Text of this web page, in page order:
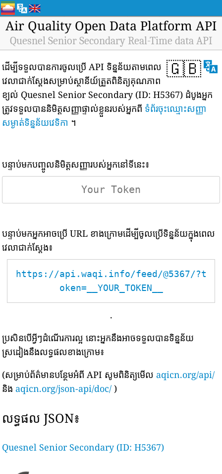
Air Quality Open Data Platform API
Quesnel Senior Secondary Real-Time data API
🇬🇧
ដើម្បីទទួលបានការចូលប្រើ API ទិន្នន័យតាមពេល
វេលាជាក់ស្តែងសម្រាប់ស្ថានីយ៍ត្រួតពិនិត្យគុណភាព
ខ្យល់ Quesnel Senior Secondary (ID: H5367) ដំបូងអ្នក
ត្រូវទទួលបាននិមិត្តសញ្ញាផ្ទាល់ខ្លួនរបស់អ្នកពី ទំព័រចុះឈ្មោះសញ្ញា
សម្ងាត់ទិន្នន័យវេទិកា ។
បន្ទាប់មកបញ្ចូលនិមិត្តសញ្ញារបស់អ្នកនៅទីនេះ៖
បន្ទាប់មកអ្នកអាចប្រើ URL ខាងក្រោមដើម្បីចូលប្រើទិន្នន័យក្នុងពេល
វេលាជាក់ស្តែង៖
https://api.waqi.info/feed/@5367/?t
oken=__YOUR_TOKEN__
.
ប្រសិនបើអ្វីៗដំណើរការល្អ នោះអ្នកនឹងអាចទទួលបានទិន្នន័យ
ស្រដៀងនឹងលទ្ធផលខាងក្រោម៖
(សម្រាប់ព័ត៌មានបន្ថែមអំពី API សូមពិនិត្យមើល aqicn.org/api/
និង aqicn.org/json-api/doc/ )
លទ្ធផល JSON៖
Quesnel Senior Secondary (ID: H5367)